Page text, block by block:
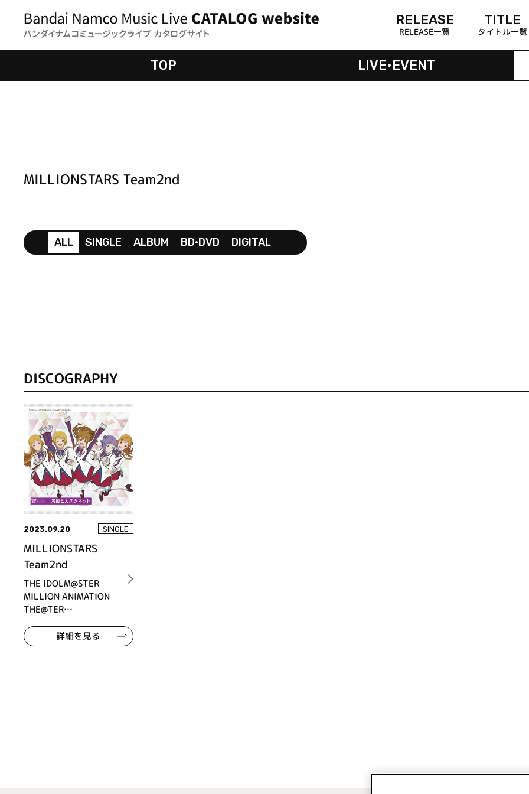
RELEASE
RELEASE一覧
TITLE
タイトル一覧
TOP LIVE•EVENT
MILLIONSTARS Team2nd
ALL SINGLE ALBUM BD•DVD DIGITAL
DISCOGRAPHY
2023.09.20 SINGLE
MILLIONSTARS
Team2nd
THE IDOLM@STER
MILLION ANIMATION
THE@TER
Team2nd 『海風とカス
タネット』
詳細を見る